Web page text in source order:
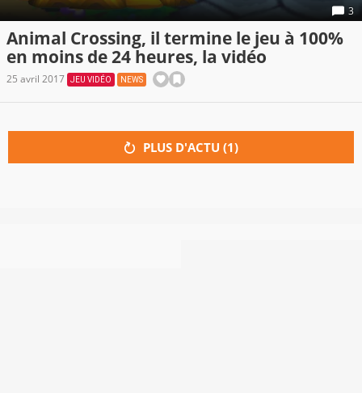
3
Animal Crossing, il termine le jeu à 100%
en moins de 24 heures, la vidéo
25 avril 2017 JEU VIDÉO NEWS
PLUS D'ACTU (1)